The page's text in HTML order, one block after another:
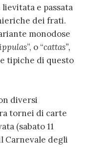
e passata
dei frati.
monodose
”, o “cattas”,
tipiche di questo
diversi
tornei di carte
(sabato 11
Carnevale degli